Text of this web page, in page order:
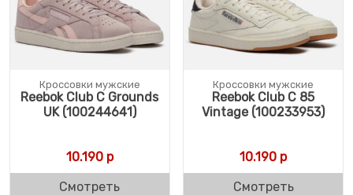
Кроссовки мужские
Reebok Club C Grounds
UK (100244641)
10.190р
Смотреть
Кроссовки мужские
Reebok Club C 85
Vintage (100233953)
10.190 р
Смотреть